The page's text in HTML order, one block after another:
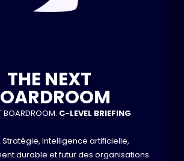
THE NEXT
BOARDROOM: C-LEVEL BRIEFING
Stratégie, Intelligence artificielle,
durable et futur des organisations